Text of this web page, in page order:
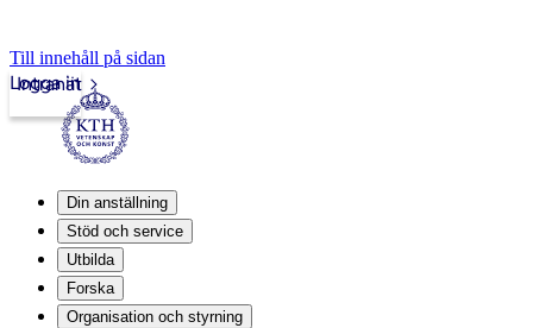
Till innehåll på sidan
Intranät
Logga in
Din anställning
Stöd och service
Utbilda
Forska
Organisation och styrning